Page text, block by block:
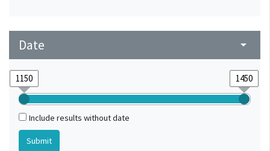
Date arrow_drop_down
Include results without date